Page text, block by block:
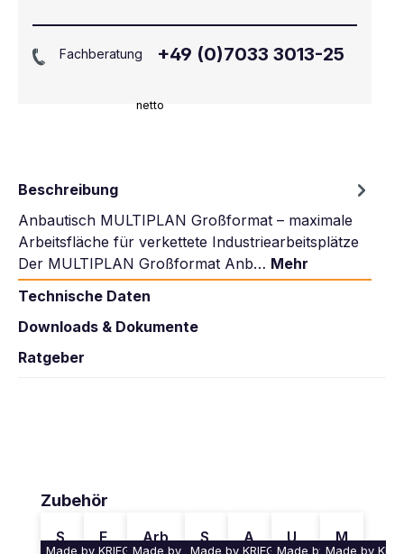
netto
Fachberatung +49 (0)7033 3013-25
Beschreibung
Anbautisch MULTIPLAN Großformat – maximale
Arbeitsfläche für verkettete Industriearbeitsplätze
Der MULTIPLAN Großformat Anb… Mehr
Technische Daten
Downloads & Dokumente
Ratgeber
Produktgalerie überspringen
Zubehör
Made by KRIEG
S
E
Made by KRIEG
Arb
Made by KRIEG
S
A
Made by KRIEG
U
Made by
M